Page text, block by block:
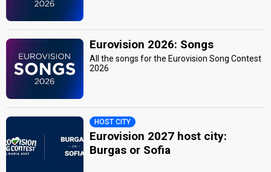
Eurovision 2026: Songs
All the songs for the Eurovision Song Contest
2026
HOST CITY
Eurovision 2027 host city:
Burgas or Sofia